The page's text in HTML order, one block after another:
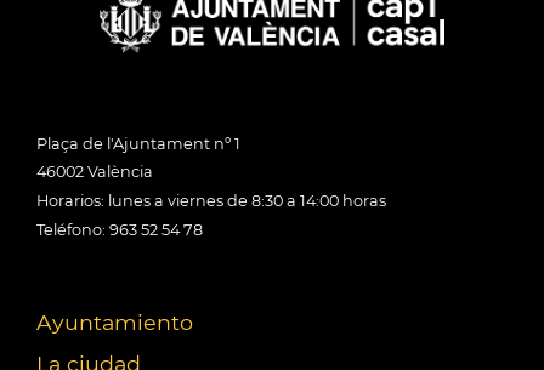
Plaça de l'Ajuntament nº 1
46002 València
Horarios: lunes a viernes de 8:30 a 14:00 horas
Teléfono: 963 52 54 78
Ayuntamiento
La ciudad